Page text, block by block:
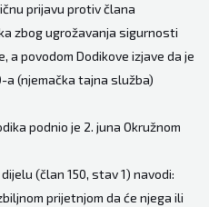
prijavu protiv člana
zbog ugrožavanja sigurnosti
a povodom Dodikove izjave da je
a (njemačka tajna služba)
podnio je 2. juna Okružnom
(član 150, stav 1) navodi:
prijetnjom da će njega ili